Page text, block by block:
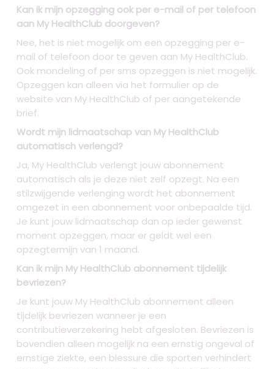
Kan ik mijn opzegging ook per e-mail of per telefoon
aan My HealthClub doorgeven?
Nee, het is niet mogelijk om een opzegging per e-
mail of telefoon door te geven aan My HealthClub.
Ook mondeling of per sms opzeggen is niet mogelijk.
Opzeggen kan alleen via het formulier op de
website van My HealthClub of per aangetekende
brief.
Wordt mijn lidmaatschap van My HealthClub
automatisch verlengd?
Ja, My HealthClub verlengt jouw abonnement
automatisch als je deze niet zelf opzegt. Na een
stilzwijgende verlenging wordt het abonnement
omgezet in een abonnement voor onbepaalde tijd.
Je kunt jouw lidmaatschap dan op ieder gewenst
moment opzeggen, maar er geldt wel een
opzegtermijn van 1 maand.
Kan ik mijn My HealthClub abonnement tijdelijk
bevriezen?
Je kunt jouw My HealthClub abonnement alleen
tijdelijk bevriezen wanneer je een
contributieverzekering hebt afgesloten. Bevriezen is
bovendien alleen mogelijk na een ernstig ongeval of
ernstige ziekte, een blessure die sporten verhindert